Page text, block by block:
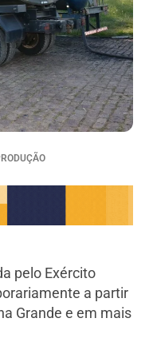
pelo Exército
a partir
Grande e em mais